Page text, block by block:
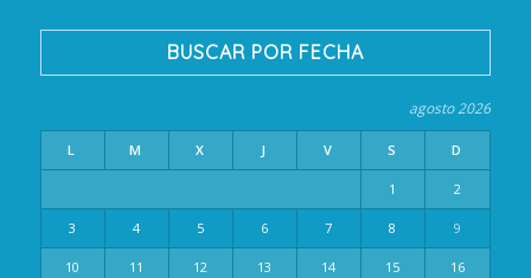
BUSCAR POR FECHA
agosto 2026
L M X J V S D
1 2
3 4 5 6 7 8 9
10 11 12 13 14 15 16